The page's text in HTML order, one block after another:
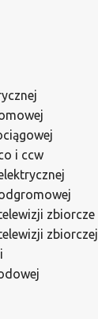
i ccw
zbiorcze
zbiorczej